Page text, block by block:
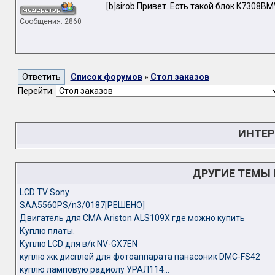
Сообщения: 2860
[b]sirob Привет. Есть такой блок
Список форумов» Стол заказов
Перейти:
ДРУГИЕ ТЕМЫ
LCD TV Sony
SAA5560PS/n3/0187[PЕШЕНО]
Двигатель для СМА Ariston ALS109X где можно купить
Куплю платы.
Куплю LCD для в/к NV-GX7EN
куплю жк дисплей для фотоаппарата панасоник DMC-FS42
куплю ламповую радиолу УРАЛ114...